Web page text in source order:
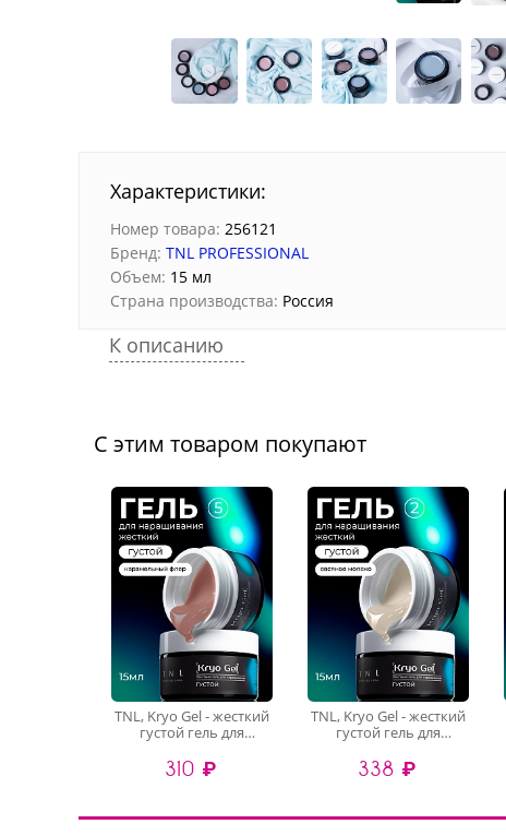
Характеристики:
Номер товара: 256121
Бренд: TNL PROFESSIONAL
Объем: 15 мл
Страна производства: Россия
К описанию
С этим товаром покупают
TNL, Kryo Gel - жесткий
густой гель для
(карамельный флер),
15 мл
310 ₽
TNL, Kryo Gel - жесткий
густой гель для
(овсяное молоко), 15
мл
338 ₽